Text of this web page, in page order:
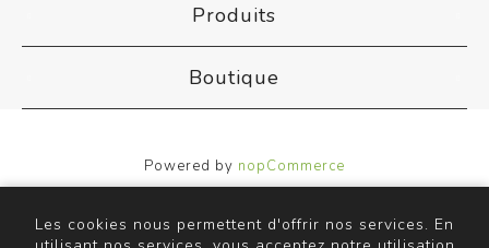
Produits
Boutique
Powered by nopCommerce
Designed byNop-Templates.com
Copyright © 2026 ACB Airco. Tous droits réservés.
Les cookies nous permettent d'offrir nos services. En